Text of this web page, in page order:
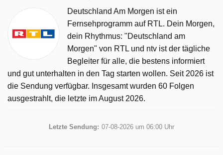
Deutschland Am Morgen ist ein
Fernsehprogramm auf RTL. Dein Morgen,
dein Rhythmus: "Deutschland am
Morgen" von RTL und ntv ist der tägliche
Begleiter für alle, die bestens informiert
und gut unterhalten in den Tag starten wollen. Seit 2026 ist
die Sendung verfügbar. Insgesamt wurden 60 Folgen
ausgestrahlt, die letzte im August 2026.
Letzte Sendung: 07-08-2026 um 06:00 Uhr